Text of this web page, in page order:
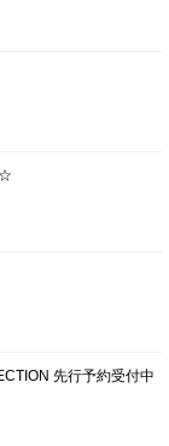
☆
先行予約受付中